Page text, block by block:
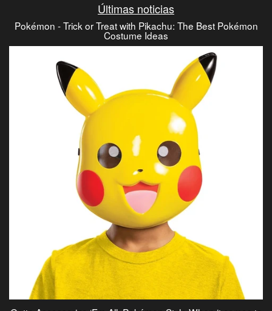
Últimas noticias
Pokémon - Trick or Treat with Pikachu: The Best Pokémon
Costume Ideas